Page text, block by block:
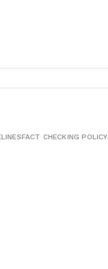
FACT CHECKING POLICY